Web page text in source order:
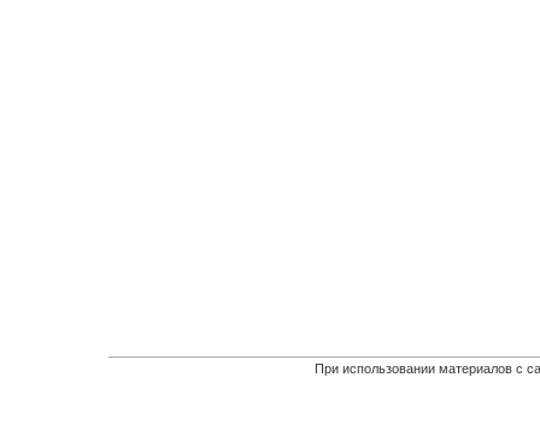
При использовании материалов с